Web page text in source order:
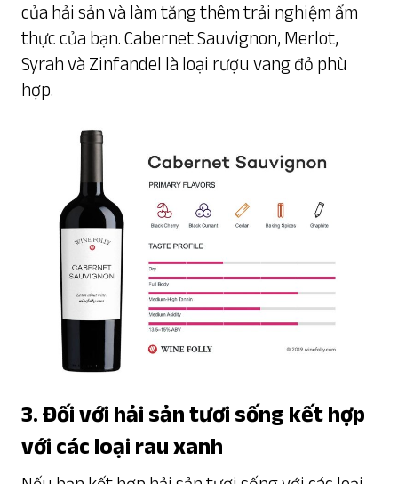
của hải sản và làm tăng thêm trải nghiệm ẩm
thực của bạn. Cabernet Sauvignon, Merlot,
Syrah và Zinfandel là loại rượu vang đỏ phù
hợp.
3. Đối với hải sản tươi sống kết hợp
với các loại rau xanh